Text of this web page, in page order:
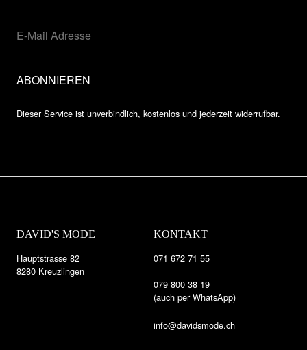
Dieser Service ist unverbindlich, kostenlos und jederzeit widerrufbar.
DAVID'S MODE
Hauptstrasse 82
8280 Kreuzlingen
KONTAKT
071 672 71 55
079 800 38 19
(auch per WhatsApp)
info@davidsmode.ch